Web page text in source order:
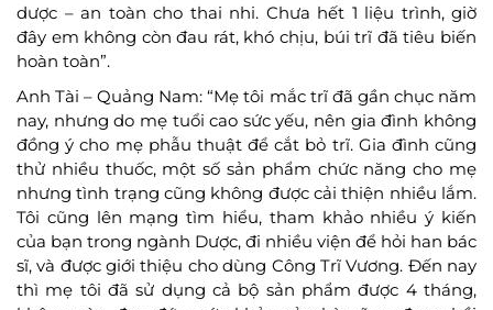
dược – an toàn cho thai nhi. Chưa hết 1 liệu trình, giờ
đây em không còn đau rát, khó chịu, búi trĩ đã tiêu biến
hoàn toàn”.
Anh Tài – Quảng Nam: “Mẹ tôi mắc trĩ đã gần chục năm
nay, nhưng do mẹ tuổi cao sức yếu, nên gia đình không
đồng ý cho mẹ phẫu thuật để cắt bỏ trĩ. Gia đình cũng
thử nhiều thuốc, một số sản phẩm chức năng cho mẹ
nhưng tình trạng cũng không được cải thiện nhiều lắm.
Tôi cũng lên mạng tìm hiểu, tham khảo nhiều ý kiến
của bạn trong ngành Dược, đi nhiều viện để hỏi han bác
sĩ, và được giới thiệu cho dùng Công Trĩ Vương. Đến nay
thì mẹ tôi đã sử dụng cả bộ sản phẩm được 4 tháng,